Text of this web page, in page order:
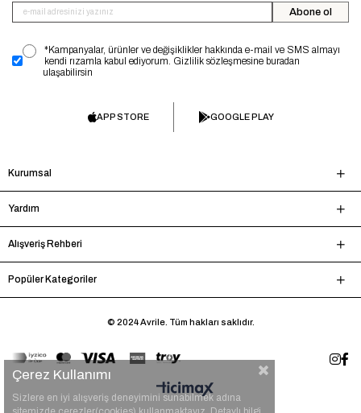
Abone ol
*Kampanyalar, ürünler ve değişiklikler hakkında e-mail ve SMS almayı
kendi rızamla kabul ediyorum. Gizlilik sözleşmesine buradan
ulaşabilirsin
APP STORE GOOGLE PLAY
Kurumsal
Yardım
Alışveriş Rehberi
Popüler Kategoriler
© 2024 Avrile. Tüm hakları saklıdır.
Çerez Kullanımı
Sizlere en iyi alışveriş deneyimini sunabilmek adına